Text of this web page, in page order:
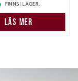
FINNS I LAGER.
LÄS MER